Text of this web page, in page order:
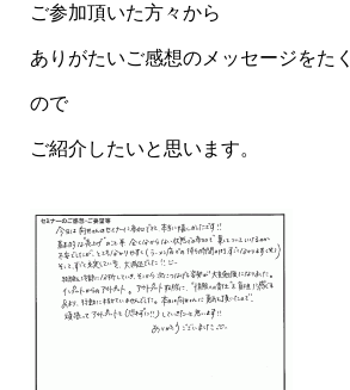
ご参加頂いた方々から
ありがたいご感想のメッセージをた
ので
ご紹介したいと思います。